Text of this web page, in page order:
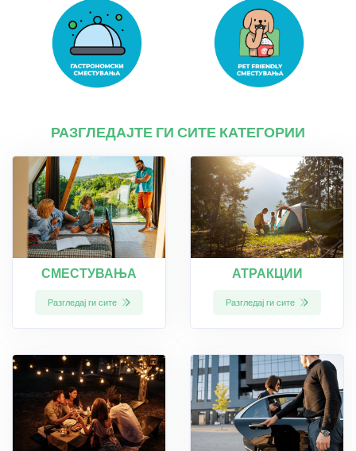
РАЗГЛЕДАЈТЕ ГИ СИТЕ КАТЕГОРИИ
СМЕСТУВАЊА
Разгледај ги сите
АТРАКЦИИ
Разгледај ги сите